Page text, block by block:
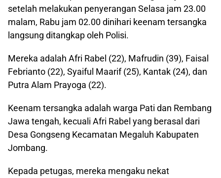
setelah melakukan penyerangan Selasa jam 23.00
malam, Rabu jam 02.00 dinihari keenam tersangka
langsung ditangkap oleh Polisi.
Mereka adalah Afri Rabel (22), Mafrudin (39), Faisal
Febrianto (22), Syaiful Maarif (25), Kantak (24), dan
Putra Alam Prayoga (22).
Keenam tersangka adalah warga Pati dan Rembang
Jawa tengah, kecuali Afri Rabel yang berasal dari
Desa Gongseng Kecamatan Megaluh Kabupaten
Jombang.
Kepada petugas, mereka mengaku nekat